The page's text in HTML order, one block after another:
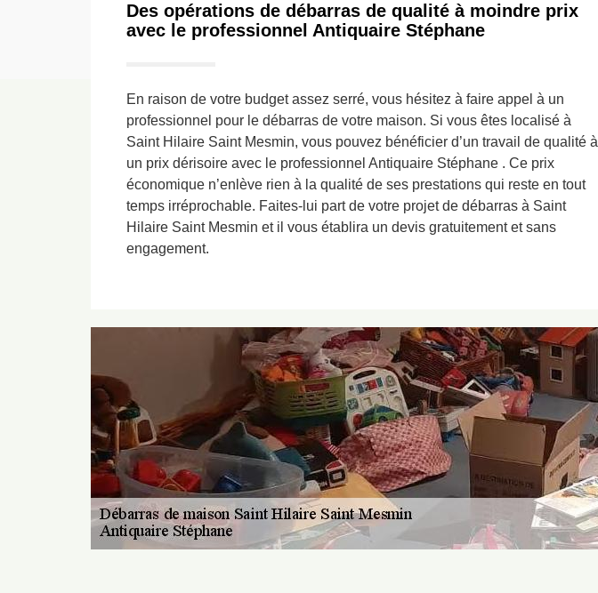
Des opérations de débarras de qualité à moindre prix
avec le professionnel Antiquaire Stéphane
En raison de votre budget assez serré, vous hésitez à faire appel à un
professionnel pour le débarras de votre maison. Si vous êtes localisé à
Saint Hilaire Saint Mesmin, vous pouvez bénéficier d’un travail de qualité à
un prix dérisoire avec le professionnel Antiquaire Stéphane . Ce prix
économique n’enlève rien à la qualité de ses prestations qui reste en tout
temps irréprochable. Faites-lui part de votre projet de débarras à Saint
Hilaire Saint Mesmin et il vous établira un devis gratuitement et sans
engagement.